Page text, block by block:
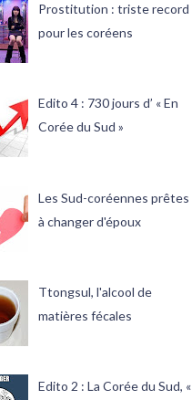
Prostitution : triste record
pour les coréens
Edito 4 : 730 jours d’ « En
Corée du Sud »
Les Sud-coréennes prêtes
à changer d'époux
Ttongsul, l'alcool de
matières fécales
Edito 2 : La Corée du Sud, «